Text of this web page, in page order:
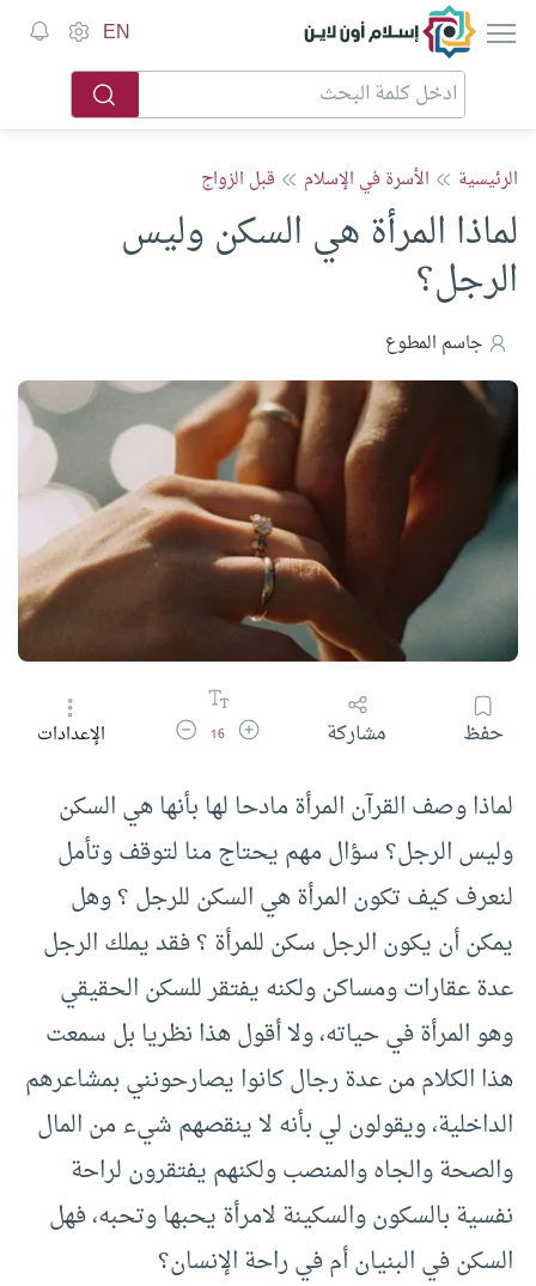
إسلام أون لاين EN
الرئيسية الأسرة في الإسلام قبل الزواج
لماذا المرأة هي السكن وليس
الرجل؟
جاسم المطوع
حفظ مشاركة زيادة حجم الخط
16 تقليل حجم الخطالإعدادات
لماذا وصف القرآن المرأة مادحا لها بأنها هي السكن
وليس الرجل؟ سؤال مهم يحتاج منا لتوقف وتأمل
لنعرف كيف تكون المرأة هي السكن للرجل ؟ وهل
يمكن أن يكون الرجل سكن للمرأة ؟ فقد يملك الرجل
عدة عقارات ومساكن ولكنه يفتقر للسكن الحقيقي
وهو المرأة في حياته، ولا أقول هذا نظريا بل سمعت
هذا الكلام من عدة رجال كانوا يصارحونني بمشاعرهم
الداخلية، ويقولون لي بأنه لا ينقصهم شيء من المال
والصحة والجاه والمنصب ولكنهم يفتقرون لراحة
نفسية بالسكون والسكينة لامرأة يحبها وتحبه، فهل
السكن في البنيان أم في راحة الإنسان؟